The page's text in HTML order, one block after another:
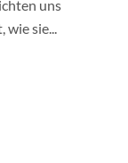
uns
wie sie...